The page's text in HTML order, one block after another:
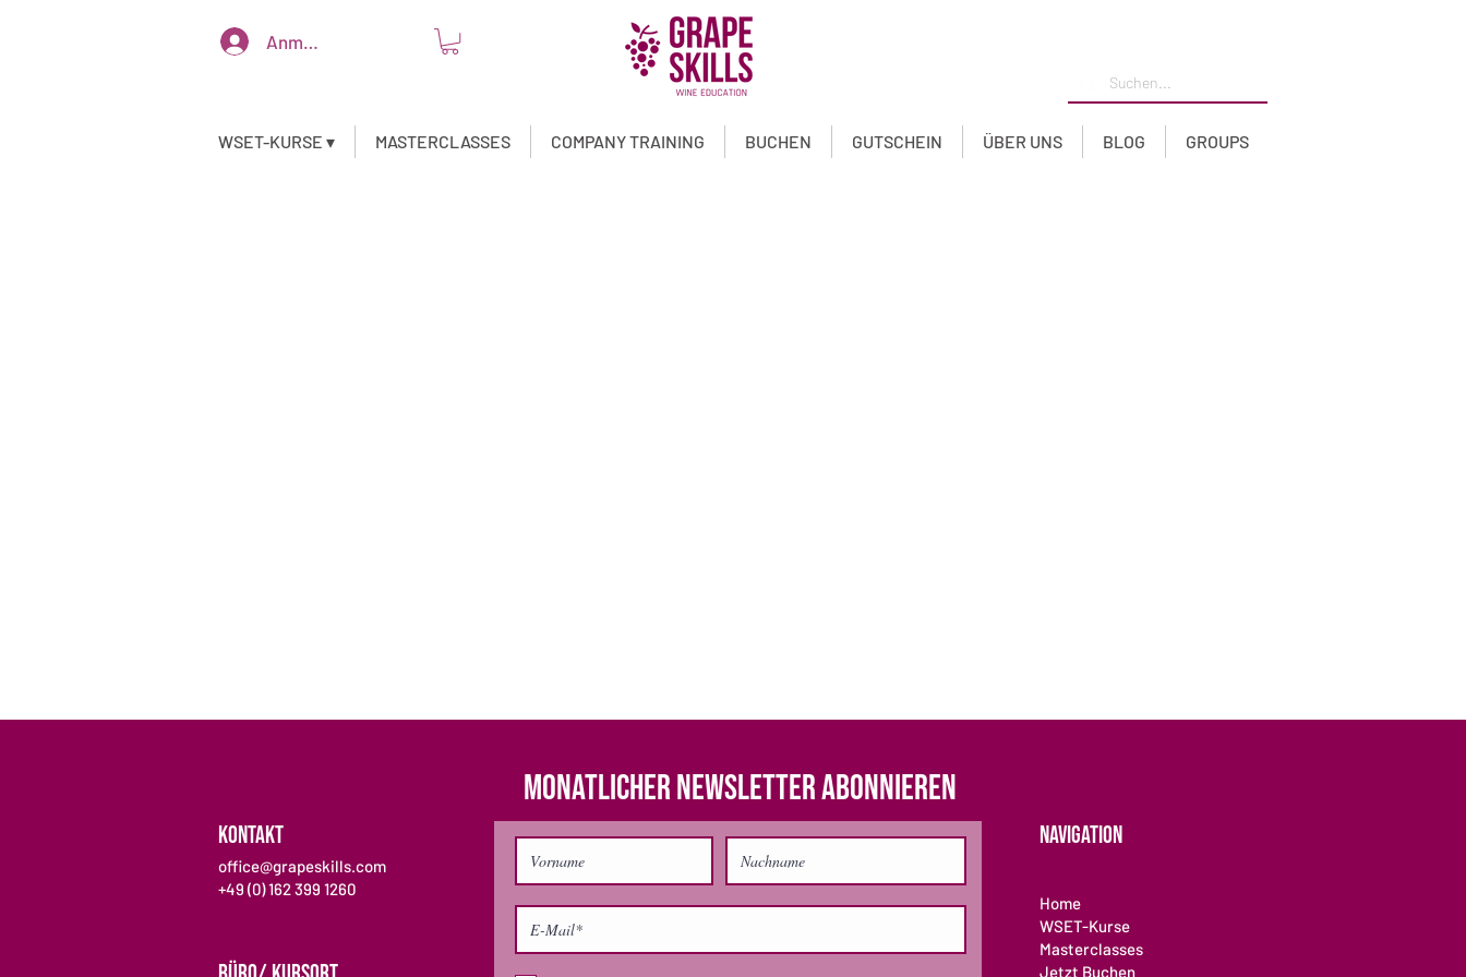
Anmelden
WSET-KURSE ▾ MASTERCLASSES COMPANY TRAINING BUCHEN GUTSCHEIN ÜBER UNS BLOG GROUPS
MONATLICHER NEWSLETTER ABONNIEREN
KONTAKT
office@grapeskills.com
+49 (0) 162 399 1260
NAVIGATION
Home
WSET-Kurse
Masterclasses
Jetzt Buchen